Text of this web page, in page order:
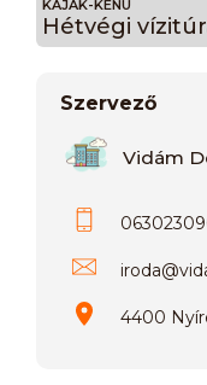
KAJAK-KENU
Hétvégi
Szervező
Vidám
iroda@
4400